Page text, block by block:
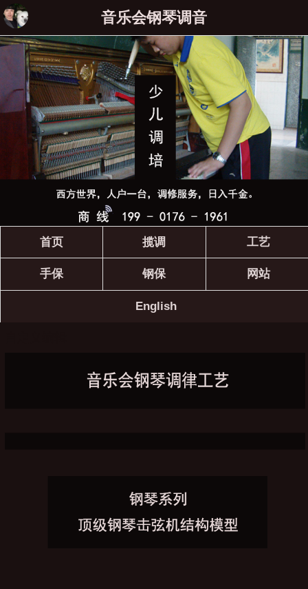
音乐会钢琴调音
首页 揽调 工艺
手保 钢保 网站
English